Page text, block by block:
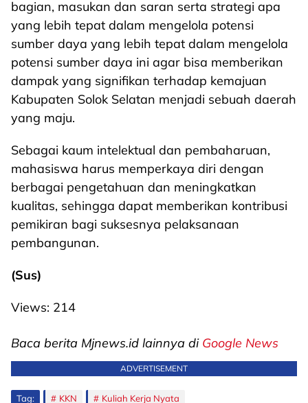
bagian, masukan dan saran serta strategi apa
yang lebih tepat dalam mengelola potensi
sumber daya yang lebih tepat dalam mengelola
potensi sumber daya ini agar bisa memberikan
dampak yang signifikan terhadap kemajuan
Kabupaten Solok Selatan menjadi sebuah daerah
yang maju.
Sebagai kaum intelektual dan pembaharuan,
mahasiswa harus memperkaya diri dengan
berbagai pengetahuan dan meningkatkan
kualitas, sehingga dapat memberikan kontribusi
pemikiran bagi suksesnya pelaksanaan
pembangunan.
(Sus)
Views: 214
Baca berita Mjnews.id lainnya di Google News
ADVERTISEMENT
Tag: KKN
Kuliah Kerja Nyata